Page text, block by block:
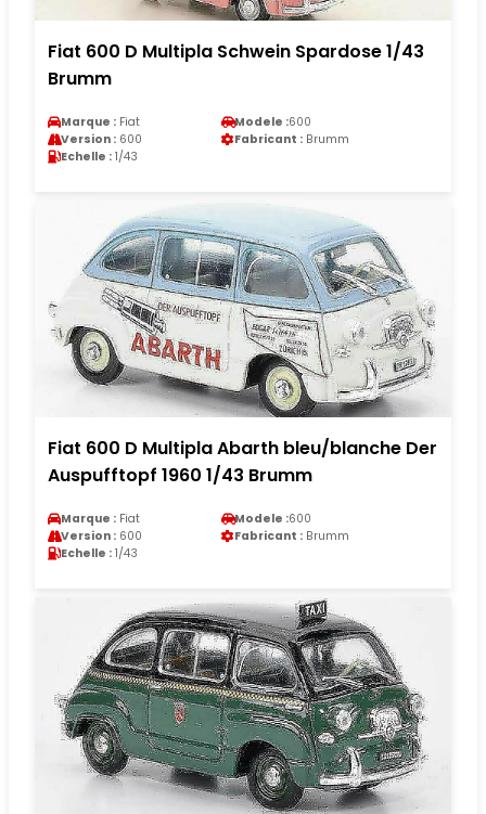
Fiat 600 D Multipla Schwein Spardose 1/43
Brumm
Marque : Fiat Modele :600
Version : 600 Fabricant : Brumm
Echelle : 1/43
Fiat 600 D Multipla Abarth bleu/blanche Der
Auspufftopf 1960 1/43 Brumm
Marque : Fiat Modele :600
Version : 600 Fabricant : Brumm
Echelle : 1/43